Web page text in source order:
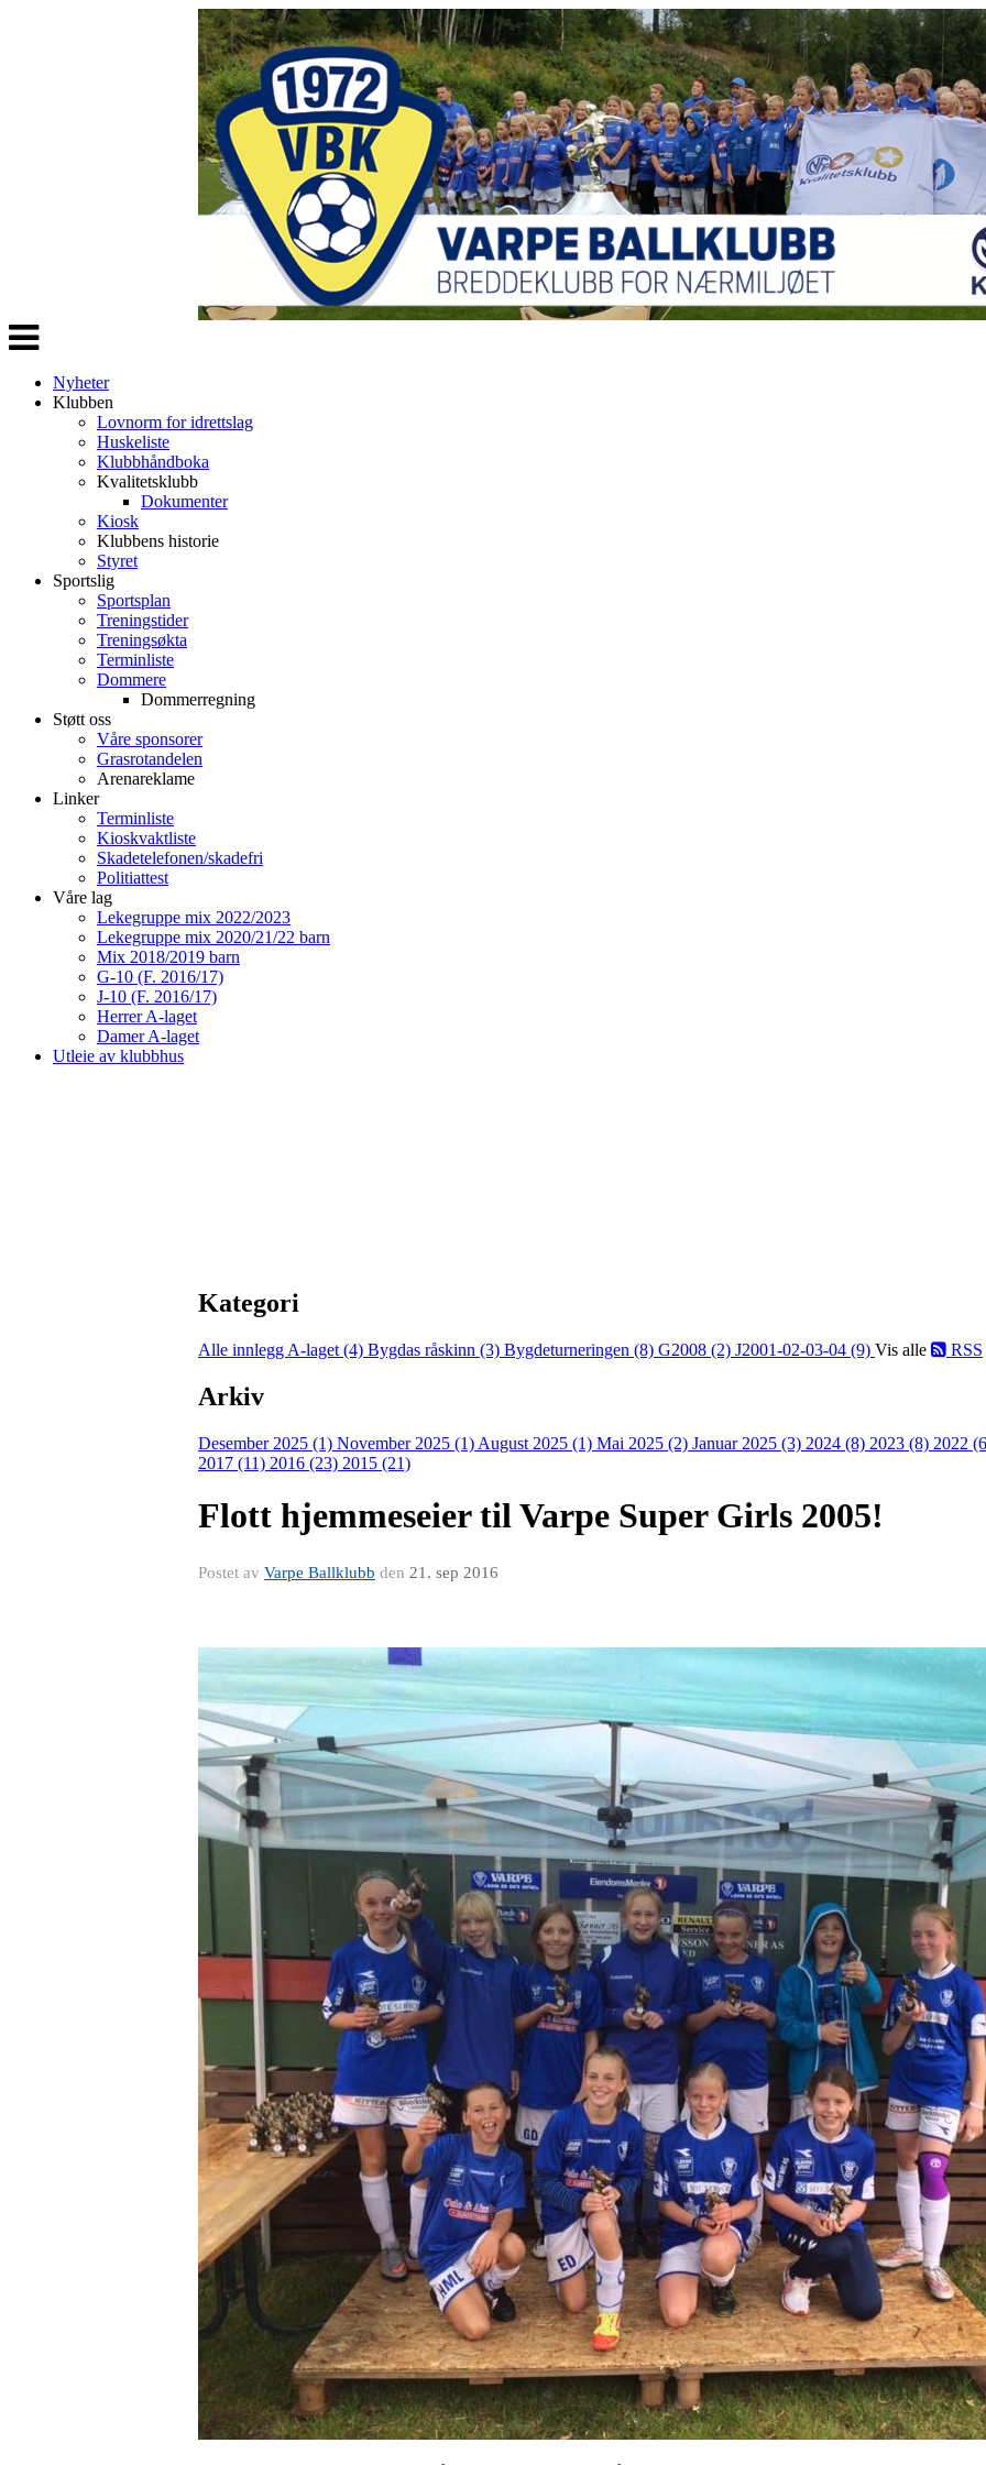
Veksle
navigasjon
Nyheter
Klubben
Lovnorm for idrettslag
Huskeliste
Klubbhåndboka
Kvalitetsklubb
Dokumenter
Kiosk
Klubbens historie
Styret
Sportslig
Sportsplan
Treningstider
Treningsøkta
Terminliste
Dommere
Dommerregning
Støtt oss
Våre sponsorer
Grasrotandelen
Arenareklame
Linker
Terminliste
Kioskvaktliste
Skadetelefonen/skadefri
Politiattest
Våre lag
Lekegruppe mix 2022/2023
Lekegruppe mix 2020/21/22 barn
Mix 2018/2019 barn
G-10 (F. 2016/17)
J-10 (F. 2016/17)
Herrer A-laget
Damer A-laget
Utleie av klubbhus
Kategori
Alle innlegg A-laget (4) Bygdas råskinn (3) Bygdeturneringen (8) G2008 (2) J2001-02-03-04 (9) Vis alle RSS
Arkiv
Desember 2025 (1) November 2025 (1) August 2025 (1) Mai 2025 (2) Januar 2025 (3) 2024 (8) 2023 (8) 2022
2017 (11) 2016 (23) 2015 (21)
​Flott hjemmeseier til Varpe Super Girls 2005!
Postet av Varpe Ballklubb den 21. sep 2016